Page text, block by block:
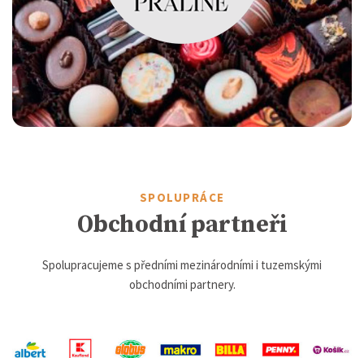
SPOLUPRÁCE
Obchodní partneři
Spolupracujeme s předními mezinárodními i tuzemskými
obchodními partnery.